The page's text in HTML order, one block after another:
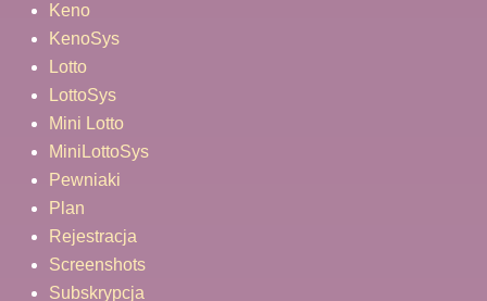
Keno
KenoSys
Lotto
LottoSys
Mini Lotto
MiniLottoSys
Pewniaki
Plan
Rejestracja
Screenshots
Subskrypcja